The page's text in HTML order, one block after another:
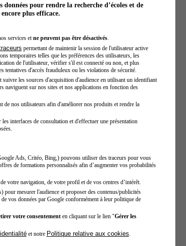
pour rendre la recherche d’écoles et de
plus efficace.
services et ne peuvent pas être désactivés.
permettant de maintenir la session de l'utilisateur active
temporaires telles que les préférences des utilisateurs, les
de l'utilisateur, vérifier s'il est connecté ou non, et plus
tentatives d'accès frauduleux ou les violations de sécurité.
suivre les sources d'acquisition d'audience en utilisant un identifiant
naviguent sur nos sites et nos applications en fonction des
de nos utilisateurs afin d'améliorer nos produits et rendre la
interfaces de consultation et d'effectuer une présentation
Ads, Critéo, Bing,) pouvons utiliser des traceurs pour vous
de formations personnalisés afin d’augmenter vos probabilités
votre navigation, de votre profil et de vos centres d’intérêt.
mesurer l'audience et proposer des contenus/publicités
vos données par Google conformément à leur politique de
votre consentementen cliquant sur le lien "Gérer les
et notre Politique relative aux cookies